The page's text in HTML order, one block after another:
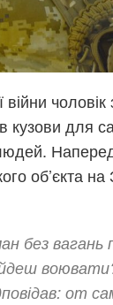
кузови для
об’єкта
без вагань
от